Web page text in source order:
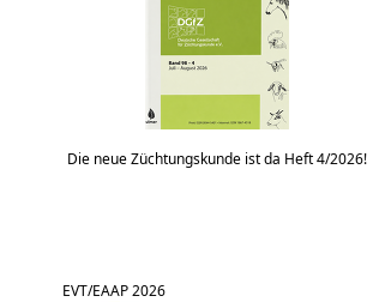
Die neue Züchtungskunde ist da Heft 4/2026!
EVT/EAAP 2026